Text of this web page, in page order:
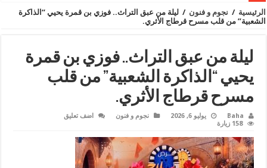
الرئيسية / نجوم و فنون / ليلة من عبق التراث.. فوزي بن قمرة يحيي “الذاكرة
الشعبية” من قلب مسرح قرطاج الأثري.
ليلة من عبق التراث.. فوزي بن قمرة
يحيي “الذاكرة الشعبية” من قلب
مسرح قرطاج الأثري.
Baha يوليو 6, 2026 نجوم و فنون
اضف تعليق
158 زيارة